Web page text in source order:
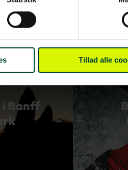
Tillad alle
i Banff